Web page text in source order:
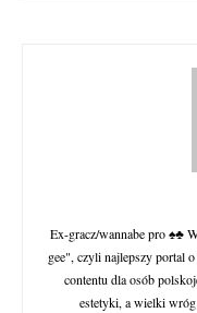
Ex-gracz/wannabe pro ♠♣
gee", czyli najlepszy portal
contentu dla osób
estetyki, a wielki